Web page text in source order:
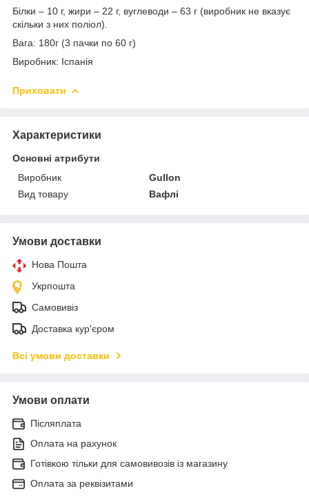
Білки – 10 г, жири – 22 г, вуглеводи – 63 г (виробник не вказує
скільки з них поліол).
Вага: 180г (3 пачки по 60 г)
Виробник: Іспанія
Приховати
Характеристики
Основні атрибути
Виробник
Gullon
Вид товару
Вафлі
Умови доставки
Нова Пошта
Укрпошта
Самовивіз
Доставка кур'єром
Всі умови доставки
Умови оплати
Післяплата
Оплата на рахунок
Готівкою тільки для самовивозів із магазину
Оплата за реквізитами